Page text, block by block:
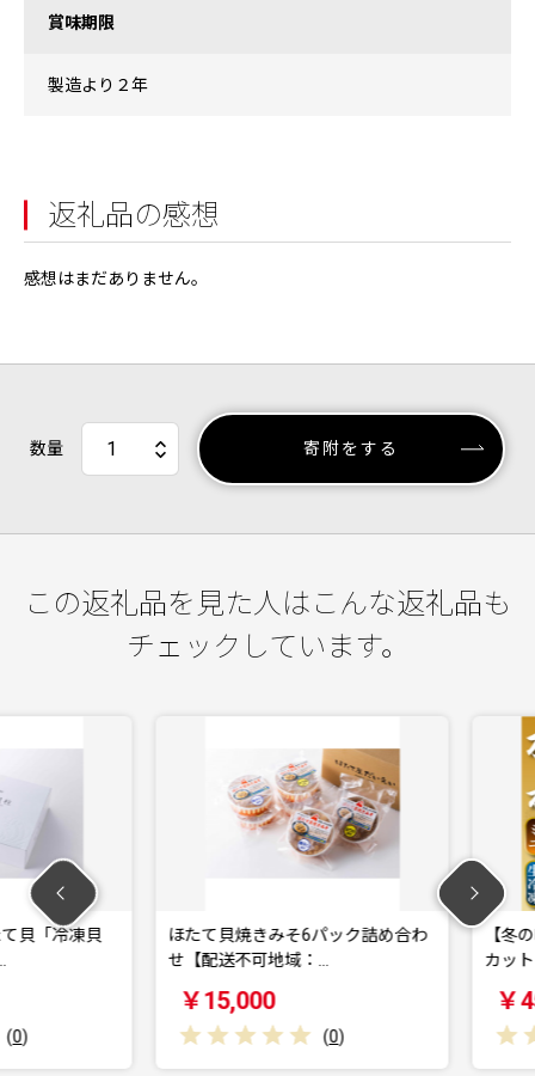
賞味期限
製造より２年
返礼品の感想
感想はまだありません。
数量 寄附をする
この返礼品を見た人はこんな返礼品も
チェックしています。
冷凍貝
ほたて貝焼きみそ6パック詰め合わ
せ【配送不可地域：…
￥15,000
(0)
【冬の味
カット (
￥